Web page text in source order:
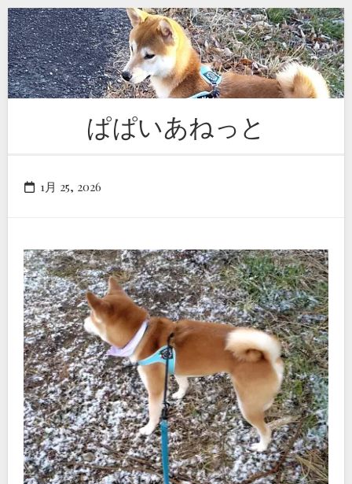
Skip
to
content
ぱぱいあねっと
1月 25, 2026